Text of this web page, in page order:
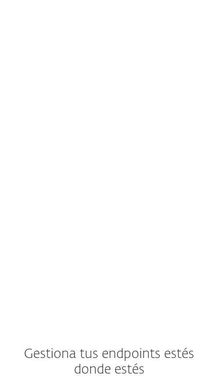
Gestiona tus endpoints estés
donde estés